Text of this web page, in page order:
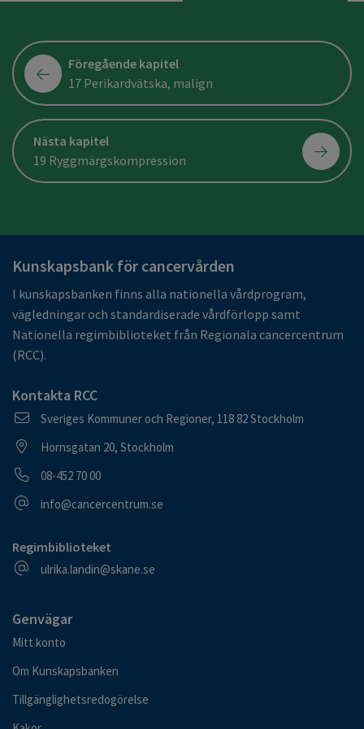
Föregående kapitel
17 Perikardvätska, malign
Nästa kapitel
19 Ryggmärgskompression
Kunskapsbank för cancervården
I kunskapsbanken finns alla nationella vårdprogram,
vägledningar och standardiserade vårdförlopp samt
Nationella regimbiblioteket från Regionala cancercentrum
(RCC).
Kontakta RCC
Postadress
Sveriges Kommuner och Regioner, 118 82 Stockholm
Besöksadress
Hornsgatan 20, Stockholm
Telefonnummer
08-452 70 00
E-postadress
info@cancercentrum.se
Regimbiblioteket
E-postadress
ulrika.landin@skane.se
Genvägar
Mitt konto
Om Kunskapsbanken
Tillgänglighetsredogörelse